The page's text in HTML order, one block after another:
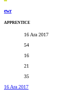
ewr
APPRENTICE
16 Ara 2017
54
16
21
35
16 Ara 2017